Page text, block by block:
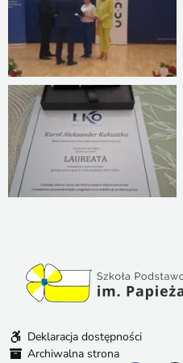
Deklaracja dostępności
Archiwalna strona